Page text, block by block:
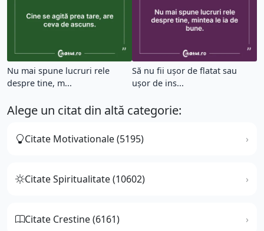
Nu mai spune lucruri rele
despre tine, m...
Să nu fii uşor de flatat sau
uşor de ins...
Alege un citat din altă categorie:
Citate Motivationale (5195)
Citate Spiritualitate (10602)
Citate Crestine (6161)